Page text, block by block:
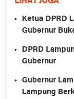
Ketua DPRD
Gubernur
DPRD
Gubernur
Gubernur
Lampung